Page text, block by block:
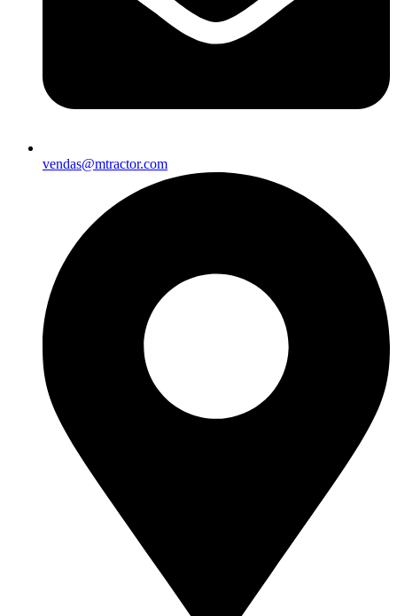
vendas@mtractor.com